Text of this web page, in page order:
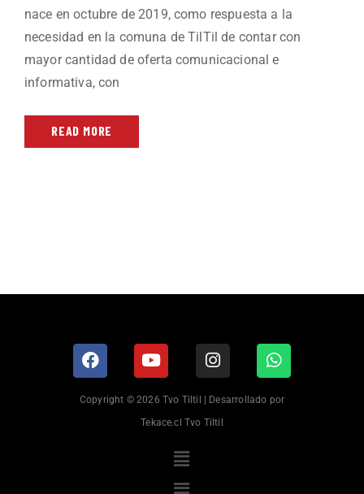
nace en octubre de 2019, como respuesta a la
necesidad en la comuna de TilTil de contar con
mayor cantidad de oferta comunicacional e
informativa, con
READ MORE
Copyright © 2026 Tvo Tiltil | Desarrollado por
Tekace.cl Tvo Tiltil